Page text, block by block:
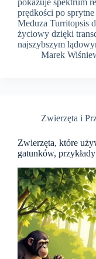
pokazuje spektrum
prędkości po
Meduza Turritopsis
życiowy dzięki
najszybszym
Marek
Zwierzęta i
Zwierzęta, które
gatunków,